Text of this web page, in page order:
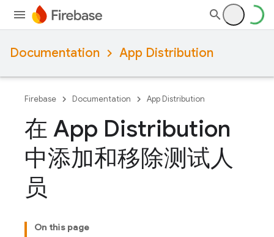
Documentation App Distribution
Firebase Documentation App Distribution
在 App Distribution
中添加和移除测试人
员
On this page